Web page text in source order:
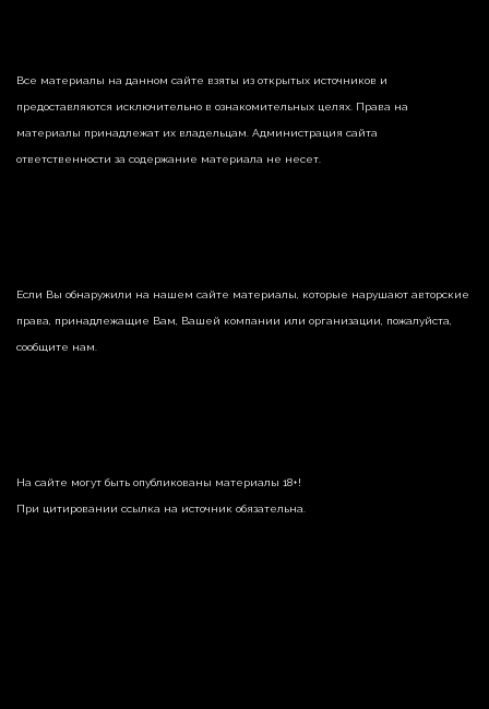
Все материалы на данном сайте взяты из открытых источников и
предоставляются исключительно в ознакомительных целях. Права на
материалы принадлежат их владельцам. Администрация сайта
ответственности за содержание материала не несет.
Если Вы обнаружили на нашем сайте материалы, которые нарушают авторские
права, принадлежащие Вам, Вашей компании или организации, пожалуйста,
сообщите нам.
На сайте могут быть опубликованы материалы 18+!
При цитировании ссылка на источник обязательна.